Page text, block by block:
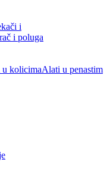
i
i poluga
kolicimaAlati u penastim